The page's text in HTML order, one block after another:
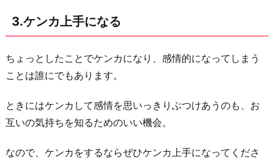
る
自
分
磨
き
続
3.ケンカ上手になる
ちょっとしたことでケンカになり、感情的になってしまう
ことは誰にでもあります。
ときにはケンカして感情を思いっきりぶつけあうのも、お
互いの気持ちを知るためのいい機会。
なので、ケンカをするならぜひケンカ上手になってくださ